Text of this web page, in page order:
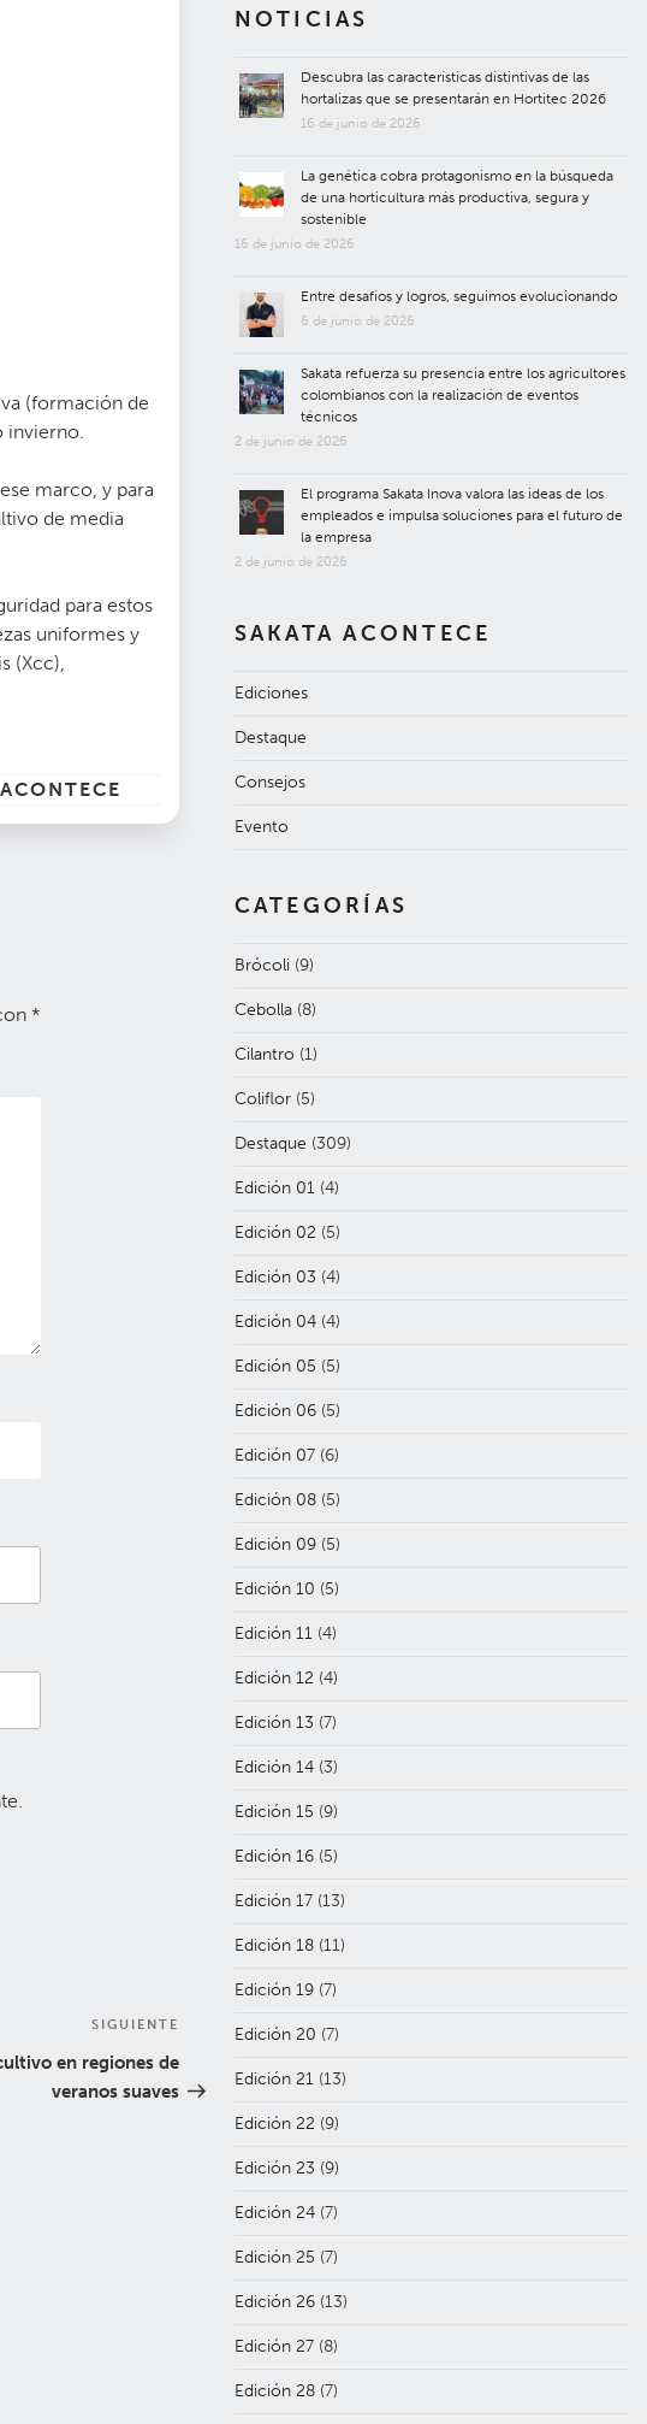
(formación de
invierno.
marco, y para
de media
para estos
uniformes y
(Xcc),
*
Siguiente
entrada
SIGUIENTE
en regiones de
veranos suaves
NOTICIAS
Descubra las características distintivas de las
hortalizas que se presentarán en Hortitec 2026
16 de junio de 2026
La genética cobra protagonismo en la búsqueda
de una horticultura más productiva, segura y
sostenible
16 de junio de 2026
Entre desafíos y logros, seguimos evolucionando
6 de junio de 2026
Sakata refuerza su presencia entre los agricultores
colombianos con la realización de eventos
técnicos
2 de junio de 2026
El programa Sakata Inova valora las ideas de los
empleados e impulsa soluciones para el futuro de
la empresa
2 de junio de 2026
SAKATA ACONTECE
Ediciones
Destaque
Consejos
Evento
CATEGORÍAS
Brócoli(9)
Cebolla(8)
Cilantro (1)
Coliflor(5)
Destaque (309)
Edición 01(4)
Edición 02 (5)
Edición 03 (4)
Edición 04(4)
Edición 05 (5)
Edición 06(5)
Edición 07(6)
Edición 08(5)
Edición 09(5)
Edición 10 (5)
Edición 11(4)
Edición 12 (4)
Edición 13 (7)
Edición 14(3)
Edición 15 (9)
Edición 16(5)
Edición 17(13)
Edición 18(11)
Edición 19(7)
Edición 20 (7)
Edición 21(13)
Edición 22 (9)
Edición 23 (9)
Edición 24(7)
Edición 25 (7)
Edición 26(13)
Edición 27(8)
Edición 28(7)